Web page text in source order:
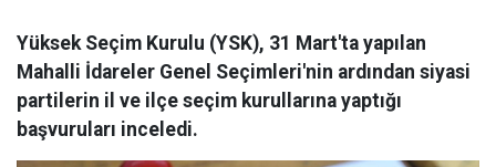
Yüksek Seçim Kurulu (YSK), 31 Mart'ta yapılan
Mahalli İdareler Genel Seçimleri'nin ardından siyasi
partilerin il ve ilçe seçim kurullarına yaptığı
başvuruları inceledi.